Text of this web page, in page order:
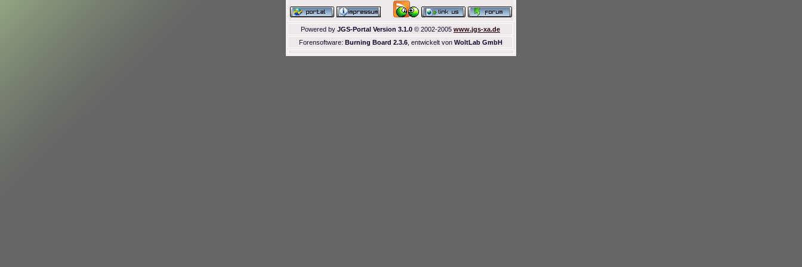
Powered by JGS-Portal Version 3.1.0 © 2002-2005 www.jgs-xa.de
Forensoftware: Burning Board 2.3.6, entwickelt von WoltLab GmbH